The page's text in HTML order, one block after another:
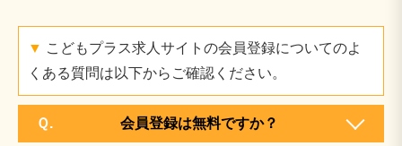
▼ こどもプラス求人サイトの会員登録についてのよ
くある質問は以下からご確認ください。
Ｑ. 会員登録は無料ですか？